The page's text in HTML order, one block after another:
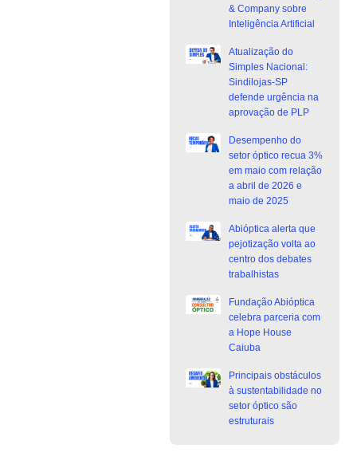
& Company sobre
Inteligência Artificial
Atualização do
Simples Nacional:
Sindilojas-SP
defende urgência na
aprovação de PLP
Desempenho do
setor óptico recua 3%
em maio com relação
a abril de 2026 e
maio de 2025
Abióptica alerta que
pejotização volta ao
centro dos debates
trabalhistas
Fundação Abióptica
celebra parceria com
a Hope House
Caiuba
Principais obstáculos
à sustentabilidade no
setor óptico são
estruturais